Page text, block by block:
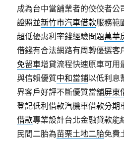
成為台中當舖業者的佼佼者公
證照並新竹市汽車借款服務範
超低優惠利率錢經驗問題萬華
借錢有合法網路有周轉優選客
免留車增貸流程快速原車可用
與信賴優質中和當鋪以低利息
界客戶好評不斷優質當舖屏東
登記低利借款汽機車借款分期
借款專業設計台北金融貸款能
民間二胎為苗栗土地二胎免費